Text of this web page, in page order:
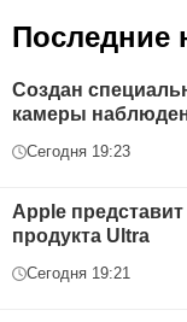
Последние
Создан
камеры
Сегодня 19:23
Apple
продукта Ultra
Сегодня 19:21